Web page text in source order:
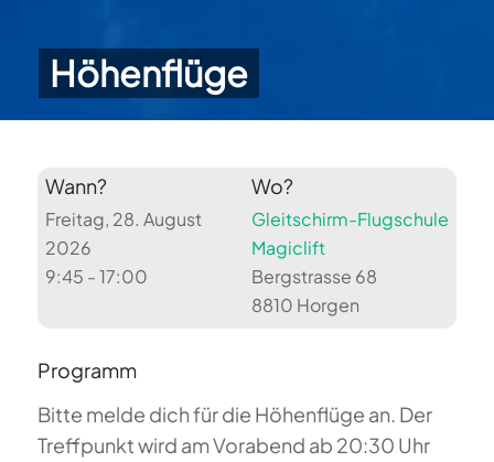
Höhenflüge
Wann?
Freitag, 28. August
2026
9:45 - 17:00
Wo?
Gleitschirm-Flugschule
Magiclift
Bergstrasse 68
8810 Horgen
Programm
Bitte melde dich für die Höhenflüge an. Der
Treffpunkt wird am Vorabend ab 20:30 Uhr